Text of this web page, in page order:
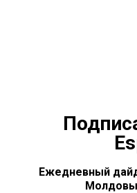
Ежедневный
Молдовы